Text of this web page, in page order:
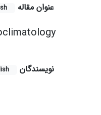
عنوان مقاله
نویسندگان